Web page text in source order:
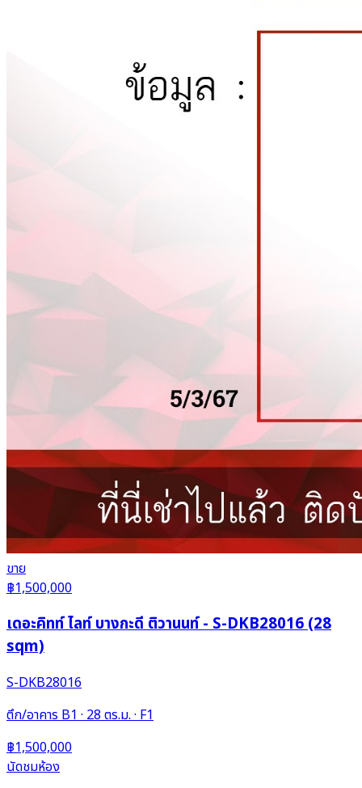
ขาย
฿1,500,000
เดอะคิทท์ ไลท์ บางกะดี ติวานนท์ - S-DKB28016 (28
sqm)
S-DKB28016
ตึก/อาคาร B1 · 28 ตร.ม. · F1
฿1,500,000
นัดชมห้อง